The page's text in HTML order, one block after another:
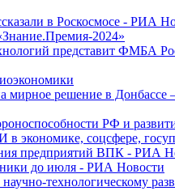
в Роскосмосе - РИА
2024»
представит ФМБА
мирное решение в Донбассе
РФ и
в экономике, соцсфере,
предприятий ВПК - РИА
до июля - РИА Новости
научно-технологическому